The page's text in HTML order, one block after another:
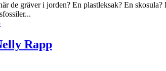
de gräver i jorden? En plastleksak? En
Rapp